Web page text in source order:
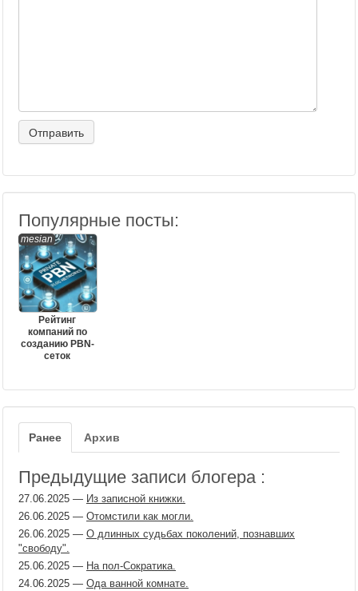
Популярные посты:
mesian
Рейтинг
компаний по
созданию PBN-
сеток
Ранее Архив
Предыдущие записи блогера :
27.06.2025 — Из записной книжки.
26.06.2025 — Отомстили как могли.
26.06.2025 — О длинных судьбах поколений, познавших
"свободу".
25.06.2025 — На пол-Сократика.
24.06.2025 — Ода ванной комнате.